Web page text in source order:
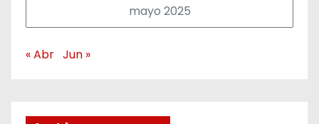
mayo 2025
« Abr Jun »